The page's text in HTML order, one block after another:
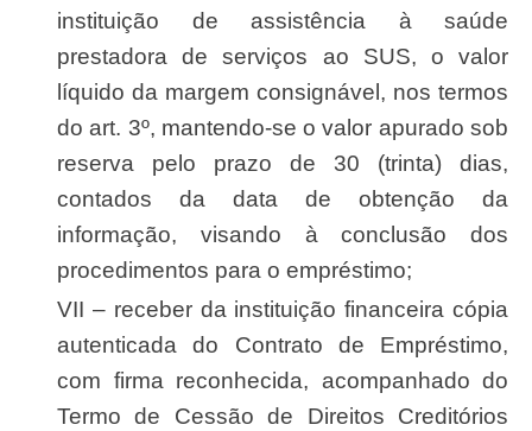
instituição de assistência à saúde
prestadora de serviços ao SUS, o valor
líquido da margem consignável, nos termos
do art. 3º, mantendo-se o valor apurado sob
reserva pelo prazo de 30 (trinta) dias,
contados da data de obtenção da
informação, visando à conclusão dos
procedimentos para o empréstimo;
VII – receber da instituição financeira cópia
autenticada do Contrato de Empréstimo,
com firma reconhecida, acompanhado do
Termo de Cessão de Direitos Creditórios